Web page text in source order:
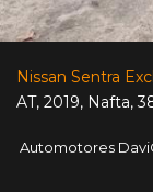
Nissan Sentra
AT, 2019, Nafta,
Automotores